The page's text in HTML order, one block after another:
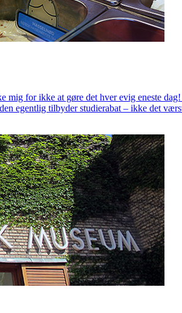
for ikke at gøre det hver evig eneste
egentlig tilbyder studierabat – ikke det